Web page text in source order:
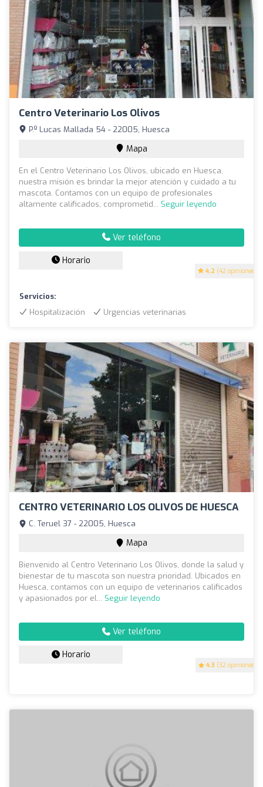
Centro Veterinario Los Olivos
4.2 (42 opiniones)
P.º Lucas Mallada 54 - 22005, Huesca
Mapa
En el Centro Veterinario Los Olivos, ubicado en Huesca,
nuestra misión es brindar la mejor atención y cuidado a tu
mascota. Contamos con un equipo de profesionales
altamente calificados, comprometid... Seguir leyendo
Ver teléfono
Horario
Servicios:
Hospitalización
Urgencias veterinarias
CENTRO VETERINARIO LOS OLIVOS DE HUESCA
4.3 (32 opiniones)
C. Teruel 37 - 22005, Huesca
Mapa
Bienvenido al Centro Veterinario Los Olivos, donde la salud y
bienestar de tu mascota son nuestra prioridad. Ubicados en
Huesca, contamos con un equipo de veterinarios calificados
y apasionados por el... Seguir leyendo
Ver teléfono
Horario